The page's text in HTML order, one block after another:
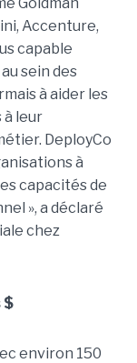
Accenture,
capable
sein des
à aider les
leur
DeployCo
à
capacités de
», a déclaré
chez
$
environ 150